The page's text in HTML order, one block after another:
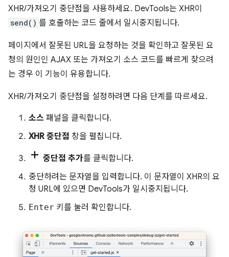
XHR/가져오기 중단점을 사용하세요. DevTools는 XHR이
send() 를 호출하는 코드 줄에서 일시중지됩니다.
페이지에서 잘못된 URL을 요청하는 것을 확인하고 잘못된 요
청의 원인인 AJAX 또는 가져오기 소스 코드를 빠르게 찾으려
는 경우 이 기능이 유용합니다.
XHR/가져오기 중단점을 설정하려면 다음 단계를 따르세요.
소스 패널을 클릭합니다.
XHR 중단점 창을 펼칩니다.
중단점 추가를 클릭합니다.
중단하려는 문자열을 입력합니다. 이 문자열이 XHR의 요
청 URL에 있으면 DevTools가 일시중지됩니다.
Enter 키를 눌러 확인합니다.